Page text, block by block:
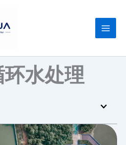
水处理